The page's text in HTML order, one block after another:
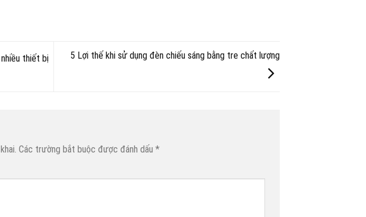
thiết bị
5 Lợi thế khi sử dụng đèn chiếu sáng bằng tre chất lượng
Các trường bắt buộc được đánh dấu *